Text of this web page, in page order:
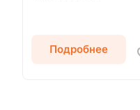
Подробнее